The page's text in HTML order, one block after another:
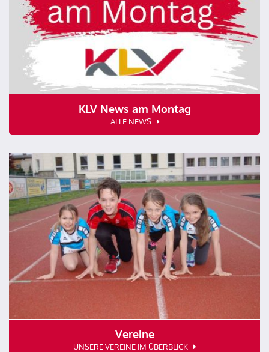
KLV News am Montag
ALLE NEWS
Vereine
UNSERE VEREINE IM ÜBERBLICK